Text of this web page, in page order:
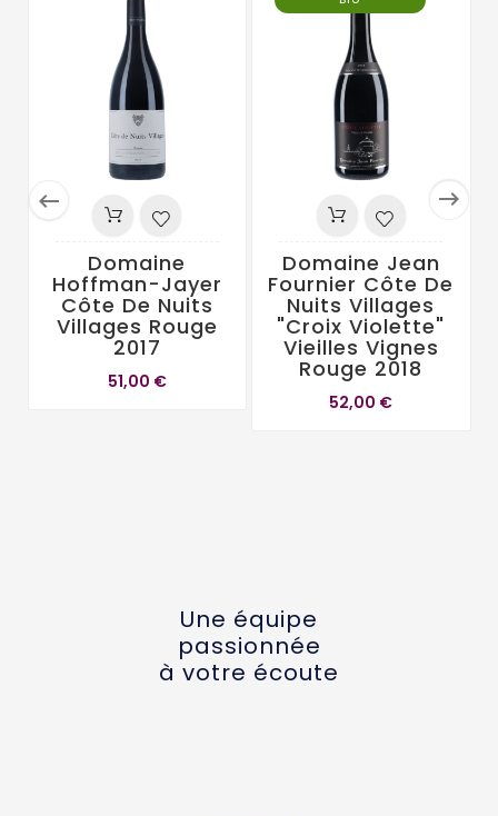
 
Domaine
Hoffman-Jayer
Côte De Nuits
Villages Rouge
2017
51,00 €
Domaine Jean
Fournier Côte De
Nuits Villages
"Croix Violette"
Vieilles Vignes
Rouge 2018
52,00 €
Une équipe
passionnée
à votre écoute